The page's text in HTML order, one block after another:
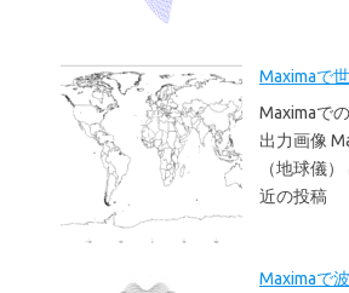
Maximaで
Maximaで
出力画像
（地球儀
近の投稿
Maximaで